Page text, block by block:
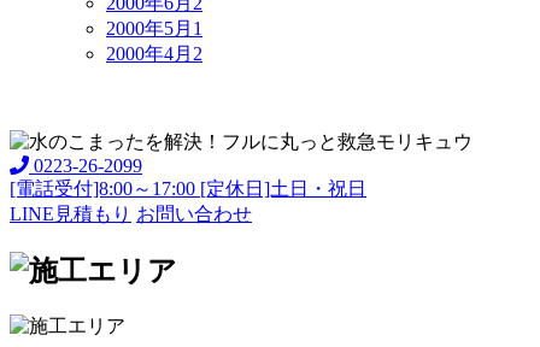
2000年5月 1
2000年4月 2
0223-26-2099
[電話受付]8:00～17:00 [定休日]土日・祝日
LINE見積もり お問い合わせ